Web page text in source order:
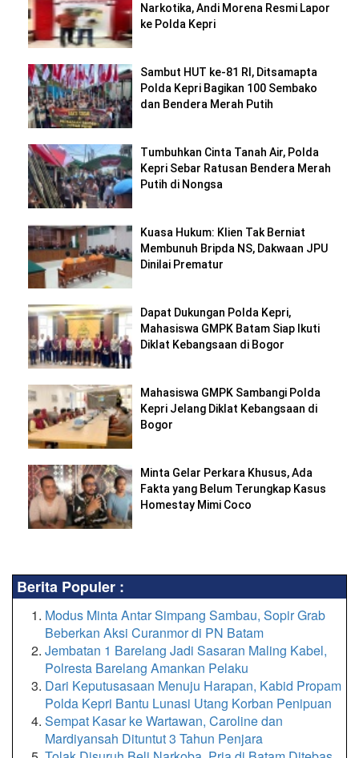
Narkotika, Andi Morena Resmi Lapor
ke Polda Kepri
Sambut HUT ke-81 RI, Ditsamapta
Polda Kepri Bagikan 100 Sembako
dan Bendera Merah Putih
Tumbuhkan Cinta Tanah Air, Polda
Kepri Sebar Ratusan Bendera Merah
Putih di Nongsa
Kuasa Hukum: Klien Tak Berniat
Membunuh Bripda NS, Dakwaan JPU
Dinilai Prematur
Dapat Dukungan Polda Kepri,
Mahasiswa GMPK Batam Siap Ikuti
Diklat Kebangsaan di Bogor
Mahasiswa GMPK Sambangi Polda
Kepri Jelang Diklat Kebangsaan di
Bogor
Minta Gelar Perkara Khusus, Ada
Fakta yang Belum Terungkap Kasus
Homestay Mimi Coco
Berita Populer :
Modus Minta Antar Simpang Sambau, Sopir Grab
Beberkan Aksi Curanmor di PN Batam
Jembatan 1 Barelang Jadi Sasaran Maling Kabel,
Polresta Barelang Amankan Pelaku
Dari Keputusasaan Menuju Harapan, Kabid Propam
Polda Kepri Bantu Lunasi Utang Korban Penipuan
Sempat Kasar ke Wartawan, Caroline dan
Mardiyansah Dituntut 3 Tahun Penjara